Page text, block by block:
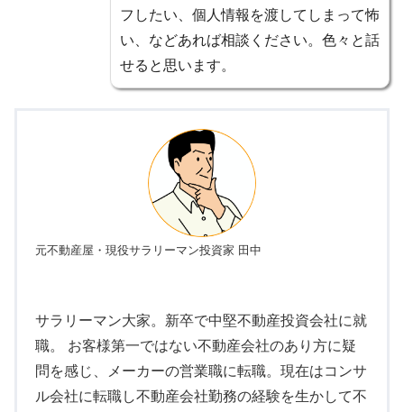
フしたい、個人情報を渡してしまって怖
い、などあれば相談ください。色々と話
せると思います。
元不動産屋・現役サラリーマン投資家 田中
サラリーマン大家。新卒で中堅不動産投資会社に就
職。 お客様第一ではない不動産会社のあり方に疑
問を感じ、メーカーの営業職に転職。現在はコンサ
ル会社に転職し不動産会社勤務の経験を生かして不